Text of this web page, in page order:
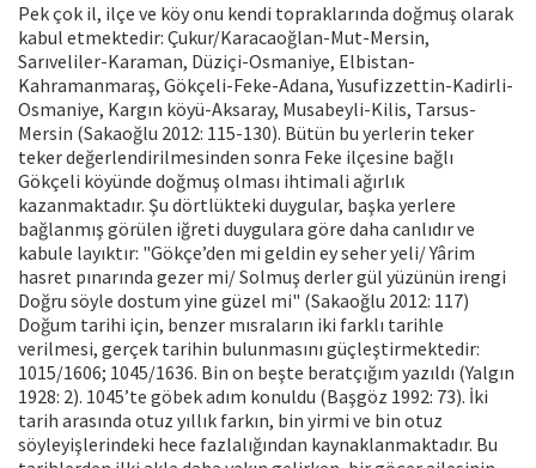
Pek çok il, ilçe ve köy onu kendi topraklarında doğmuş olarak
kabul etmektedir: Çukur/Karacaoğlan-Mut-Mersin,
Sarıveliler-Karaman, Düziçi-Osmaniye, Elbistan-
Kahramanmaraş, Gökçeli-Feke-Adana, Yusufizzettin-Kadirli-
Osmaniye, Kargın köyü-Aksaray, Musabeyli-Kilis, Tarsus-
Mersin (Sakaoğlu 2012: 115-130). Bütün bu yerlerin teker
teker değerlendirilmesinden sonra Feke ilçesine bağlı
Gökçeli köyünde doğmuş olması ihtimali ağırlık
kazanmaktadır. Şu dörtlükteki duygular, başka yerlere
bağlanmış görülen iğreti duygulara göre daha canlıdır ve
kabule layıktır: "Gökçe’den mi geldin ey seher yeli/ Yârim
hasret pınarında gezer mi/ Solmuş derler gül yüzünün irengi
Doğru söyle dostum yine güzel mi" (Sakaoğlu 2012: 117)
Doğum tarihi için, benzer mısraların iki farklı tarihle
verilmesi, gerçek tarihin bulunmasını güçleştirmektedir:
1015/1606; 1045/1636. Bin on beşte beratçığım yazıldı (Yalgın
1928: 2). 1045’te göbek adım konuldu (Başgöz 1992: 73). İki
tarih arasında otuz yıllık farkın, bin yirmi ve bin otuz
söyleyişlerindeki hece fazlalığından kaynaklanmaktadır. Bu